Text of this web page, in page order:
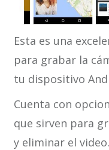
Esta es una
para grabar la
tu dispositivo
Cuenta con
que sirven para
y eliminar el